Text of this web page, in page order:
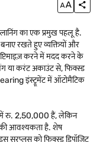
का एक प्रमुख पहलू है.
रखते हुए व्यक्तियों और
करने में मदद करने के
या करंट अकाउंट से, फिक्स्ड
इंस्ट्रूमेंट में ऑटोमैटिक
में रु. 2,50,000 हैं, लेकिन
आवश्यकता है. शेष
सरप्लस को फिक्स्ड डिपॉजिट